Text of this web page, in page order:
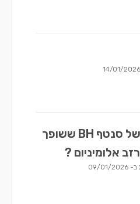
14/01/2026
מה מידת החפיפה של סנטף BH ששופך
אלומיניום ?
ב- 09/01/2026